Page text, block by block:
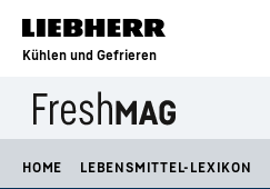
Zum Inhalt springen
Kühlen und Gefrieren
HOME LEBENSMITTEL-LEXIKON